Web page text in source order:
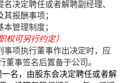
名决定聘任或者解聘副经理、
报酬事项；
管理制度；
权可另行约定）
事项执行董事作出决定时，应
董事签名后置备于公司。
一名，由股东会决定聘任或者解